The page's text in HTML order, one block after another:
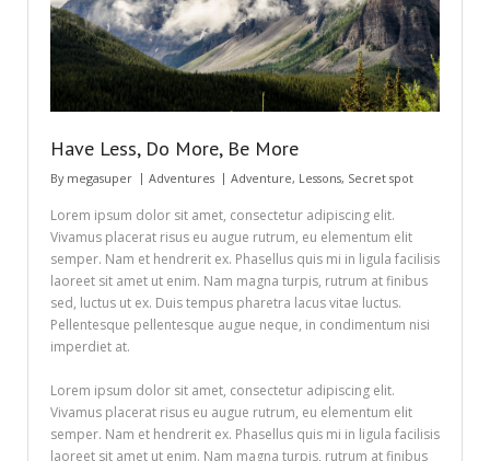
Have Less, Do More, Be More
By megasuper Adventures Adventure, Lessons, Secret spot
Lorem ipsum dolor sit amet, consectetur adipiscing elit.
Vivamus placerat risus eu augue rutrum, eu elementum elit
semper. Nam et hendrerit ex. Phasellus quis mi in ligula facilisis
laoreet sit amet ut enim. Nam magna turpis, rutrum at finibus
sed, luctus ut ex. Duis tempus pharetra lacus vitae luctus.
Pellentesque pellentesque augue neque, in condimentum nisi
imperdiet at.
Lorem ipsum dolor sit amet, consectetur adipiscing elit.
Vivamus placerat risus eu augue rutrum, eu elementum elit
semper. Nam et hendrerit ex. Phasellus quis mi in ligula facilisis
laoreet sit amet ut enim. Nam magna turpis, rutrum at finibus